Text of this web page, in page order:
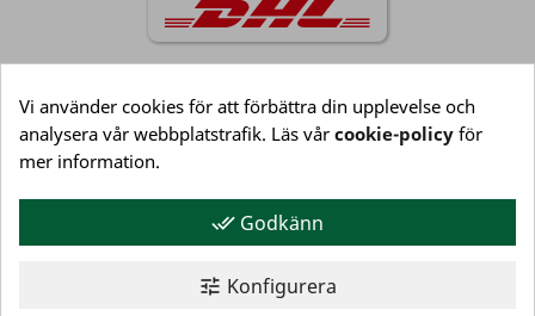
Information
Vi använder cookies för att förbättra din upplevelse och
analysera vår webbplatstrafik. Läs vår cookie-policy för
mer information.
done_all Godkänn
tune Konfigurera